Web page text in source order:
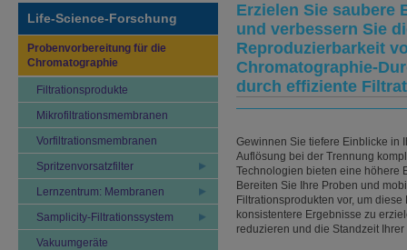
Life-Science-Forschung
Probenvorbereitung für die
Chromatographie
Filtrationsprodukte
Mikrofiltrationsmembranen
Vorfiltrationsmembranen
Spritzenvorsatzfilter
Lernzentrum: Membranen
Samplicity-Filtrationssystem
Vakuumgeräte
Erzielen Sie saubere
und verbessern Sie
Reproduzierbarkeit
Chromatographie-
durch effiziente
Gewinnen Sie tiefere Einblicke in
Auflösung bei der Trennung
Technologien bieten eine höhere
Bereiten Sie Ihre Proben und
Filtrationsprodukten vor, um
konsistentere Ergebnisse zu
reduzieren und die Standzeit